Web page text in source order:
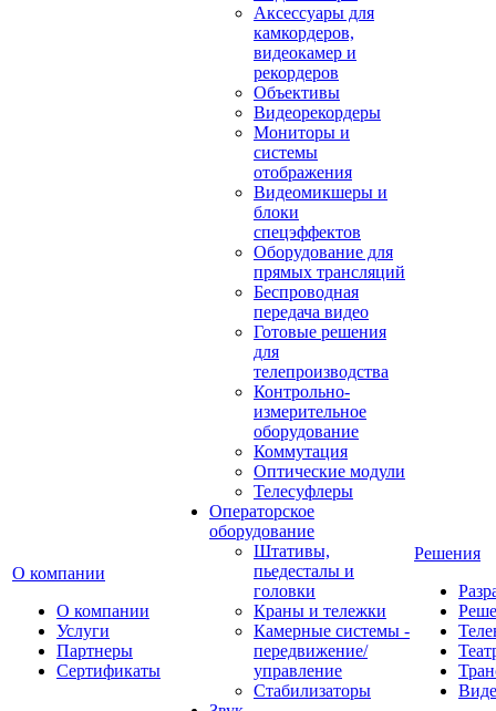
О компании
О компании
Услуги
Партнеры
Сертификаты
Аксессуары для
камкордеров,
видеокамер и
рекордеров
Объективы
Видеорекордеры
Мониторы и
системы
отображения
Видеомикшеры и
блоки
спецэффектов
Оборудование для
прямых трансляций
Беспроводная
передача видео
Готовые решения
для
телепроизводства
Контрольно-
измерительное
оборудование
Коммутация
Оптические модули
Телесуфлеры
Операторское
оборудование
Штативы,
пьедесталы и
головки
Краны и тележки
Камерные системы -
передвижение/
управление
Стабилизаторы
Решения